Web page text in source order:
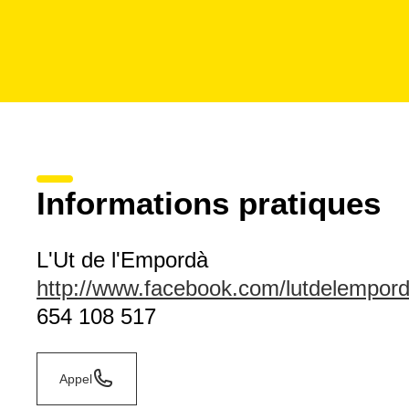
Informations pratiques
L'Ut de l'Empordà
http://www.facebook.com/
654 108 517
Appel